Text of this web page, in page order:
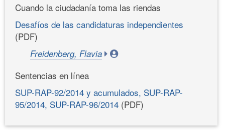
Cuando la ciudadanía toma las riendas
Desafíos de las candidaturas independientes
(PDF)
Freidenberg, Flavia
Sentencias en línea
SUP-RAP-92/2014 y acumulados, SUP-RAP-
95/2014, SUP-RAP-96/2014 (PDF)